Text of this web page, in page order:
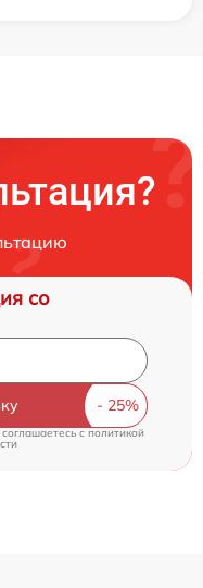
со
c политикой